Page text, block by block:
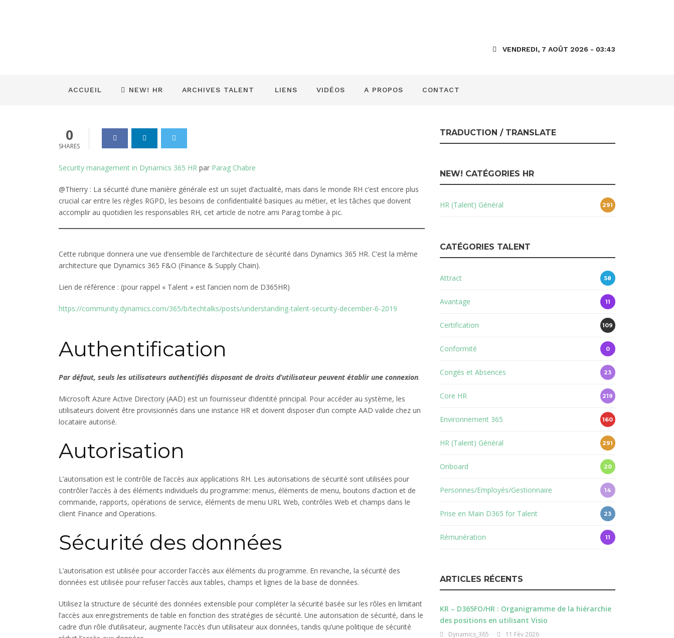
VENDREDI, 7 AOÛT 2026 - 03:43
ACCUEIL NEW! HR ARCHIVES TALENT LIENS VIDÉOS A PROPOS CONTACT
0
SHARES
Security management in Dynamics 365 HR par Parag Chabre
@Thierry : La sécurité d’une manière générale est un sujet d’actualité, mais dans le monde RH c’est encore plus
crucial car entre les règles RGPD, les besoins de confidentialité basiques au métier, et les tâches que doivent
accomplir au quotidien les responsables RH, cet article de notre ami Parag tombe à pic.
Cette rubrique donnera une vue d’ensemble de l’architecture de sécurité dans Dynamics 365 HR. C’est la même
architecture que Dynamics 365 F&O (Finance & Supply Chain).
Lien de référence : (pour rappel « Talent » est l’ancien nom de D365HR)
https://community.dynamics.com/365/b/techtalks/posts/understanding-talent-security-december-6-2019
Authentification
Par défaut, seuls les utilisateurs authentifiés disposant de droits d’utilisateur peuvent établir une connexion.
Microsoft Azure Active Directory (AAD) est un fournisseur d’identité principal. Pour accéder au système, les
utilisateurs doivent être provisionnés dans une instance HR et doivent disposer d’un compte AAD valide chez un
locataire autorisé.
Autorisation
L’autorisation est le contrôle de l’accès aux applications RH. Les autorisations de sécurité sont utilisées pour
contrôler l’accès à des éléments individuels du programme: menus, éléments de menu, boutons d’action et de
commande, rapports, opérations de service, éléments de menu URL Web, contrôles Web et champs dans le
client Finance and Operations.
Sécurité des données
L’autorisation est utilisée pour accorder l’accès aux éléments du programme. En revanche, la sécurité des
données est utilisée pour refuser l’accès aux tables, champs et lignes de la base de données.
Utilisez la structure de sécurité des données extensible pour compléter la sécurité basée sur les rôles en limitant
l’accès aux enregistrements de table en fonction des stratégies de sécurité. Une autorisation de sécurité, dans le
cadre d’un rôle d’utilisateur, augmente l’accès d’un utilisateur aux données, tandis qu’une politique de sécurité
TRADUCTION / TRANSLATE
NEW! CATÉGORIES HR
HR (Talent) Général 291
CATÉGORIES TALENT
Attract 58
Avantage 11
Certification 109
Conformité 0
Congés et Absences 23
Core HR 219
Environnement 365 160
HR (Talent) Général 291
Onboard 20
Personnes/Employés/Gestionnaire 14
Prise en Main D365 for Talent 23
Rémunération 11
ARTICLES RÉCENTS
KR – D365FO/HR : Organigramme de la hiérarchie
des positions en utilisant Visio
Dynamics_365 11 Fév 2026